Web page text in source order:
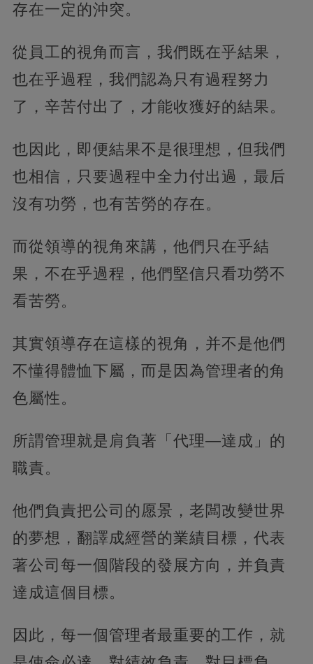
存在一定的沖突。
從員工的視角而言，我們既在乎結果，
也在乎過程，我們認為只有過程努力
了，辛苦付出了，才能收獲好的結果。
也因此，即便結果不是很理想，但我們
也相信，只要過程中全力付出過，最后
沒有功勞，也有苦勞的存在。
而從領導的視角來講，他們只在乎結
果，不在乎過程，他們堅信只看功勞不
看苦勞。
其實領導存在這樣的視角，并不是他們
不懂得體恤下屬，而是因為管理者的角
色屬性。
所謂管理就是肩負著「代理—達成」的
職責。
他們負責把公司的愿景，老闆改變世界
的夢想，翻譯成經營的業績目標，代表
著公司每一個階段的發展方向，并負責
達成這個目標。
因此，每一個管理者最重要的工作，就